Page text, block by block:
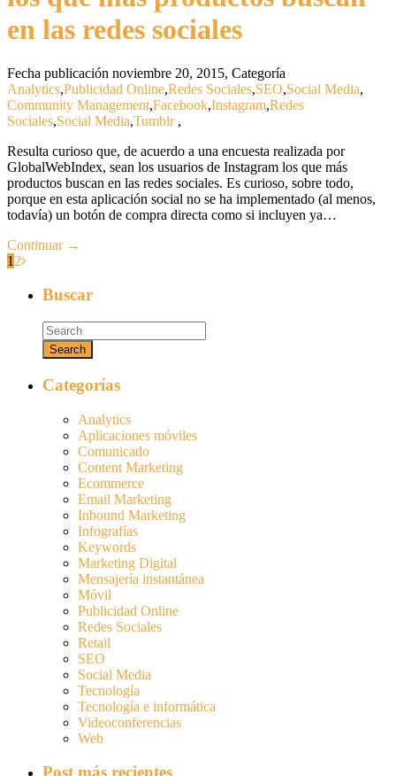
en las redes sociales
Fecha publicación noviembre 20, 2015, Categoría
Analytics,Publicidad Online,Redes Sociales,SEO,Social Media,
Community Management,Facebook,Instagram,Redes
Sociales,Social Media,Tumblr,
Resulta curioso que, de acuerdo a una encuesta realizada por
GlobalWebIndex, sean los usuarios de Instagram los que más
productos buscan en las redes sociales. Es curioso, sobre todo,
porque en esta aplicación social no se ha implementado (al menos,
todavía) un botón de compra directa como si incluyen ya…
Continuar →
1 2
Buscar
Categorías
Analytics
Aplicaciones móviles
Comunicado
Content Marketing
Ecommerce
Email Marketing
Inbound Marketing
Infografías
Keywords
Marketing Digital
Mensajería instantánea
Móvil
Publicidad Online
Redes Sociales
Retail
SEO
Social Media
Tecnología
Tecnología e informática
Videoconferencias
Web
Post más recientes